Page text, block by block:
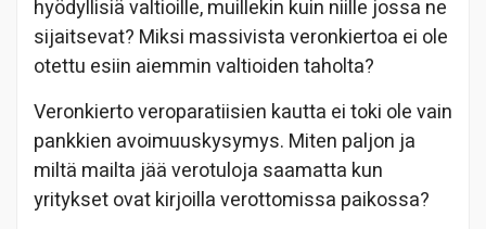
hyödyllisiä valtioille, muillekin kuin niille jossa ne
sijaitsevat? Miksi massivista veronkiertoa ei ole
otettu esiin aiemmin valtioiden taholta?
Veronkierto veroparatiisien kautta ei toki ole vain
pankkien avoimuuskysymys. Miten paljon ja
miltä mailta jää verotuloja saamatta kun
yritykset ovat kirjoilla verottomissa paikossa?